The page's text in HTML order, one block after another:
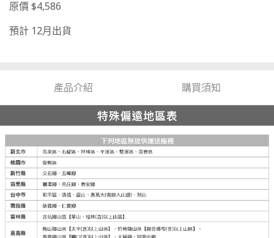
原價 $4,586
預計 12月出貨
產品介紹 購買須知